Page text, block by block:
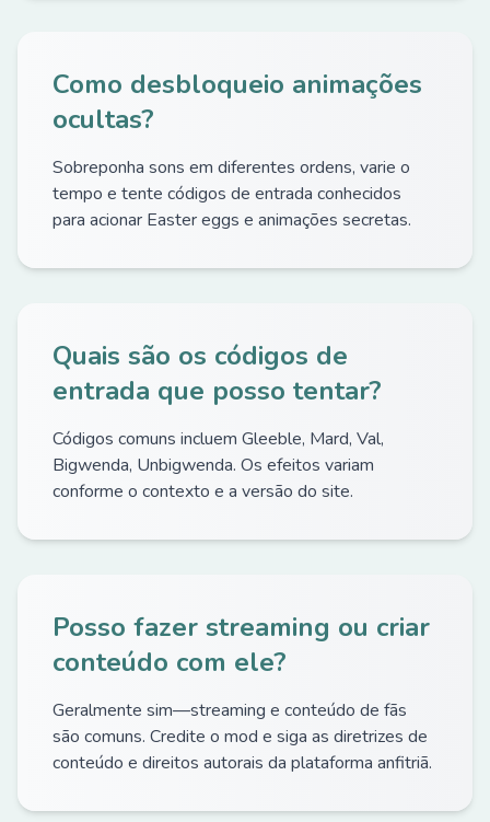
Como desbloqueio animações
ocultas?
Sobreponha sons em diferentes ordens, varie o
tempo e tente códigos de entrada conhecidos
para acionar Easter eggs e animações secretas.
Quais são os códigos de
entrada que posso tentar?
Códigos comuns incluem Gleeble, Mard, Val,
Bigwenda, Unbigwenda. Os efeitos variam
conforme o contexto e a versão do site.
Posso fazer streaming ou criar
conteúdo com ele?
Geralmente sim—streaming e conteúdo de fãs
são comuns. Credite o mod e siga as diretrizes de
conteúdo e direitos autorais da plataforma anfitriã.